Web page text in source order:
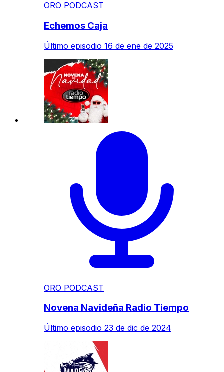
ORO PODCAST
Echemos Caja
Último episodio 16 de ene de 2025
ORO PODCAST
Novena Navideña Radio Tiempo
Último episodio 23 de dic de 2024